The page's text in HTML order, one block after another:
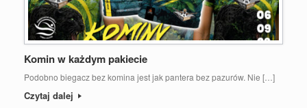
Komin w każdym pakiecie
Podobno biegacz bez komina jest jak pantera bez pazurów. Nie […]
Czytaj dalej